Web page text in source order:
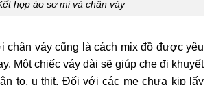
hợp áo sơ mi và chân váy
chân váy cũng là cách mix đồ được yêu
Một chiếc váy dài sẽ giúp che đi khuyết
to, u thịt. Đối với các mẹ chưa kịp lấy